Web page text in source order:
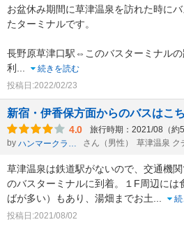
お盆休み期間に草津温泉を訪れた時に
たターミナルです。
長野原草津口駅⇔このバスターミナルの
利
続きを読む
投稿日:2022/02/23
新宿・伊香保方面からのバスはこ
4.0 旅行時期：2021/08（約5
by
ハンマークラヴィーア さん（男性） 草津温泉 ク
草津温泉は鉄道駅がないので、交通機関
のバスターミナルに到着。１F周辺には
ばが多い）もあり、湯畑までお土
投稿日:2021/08/02